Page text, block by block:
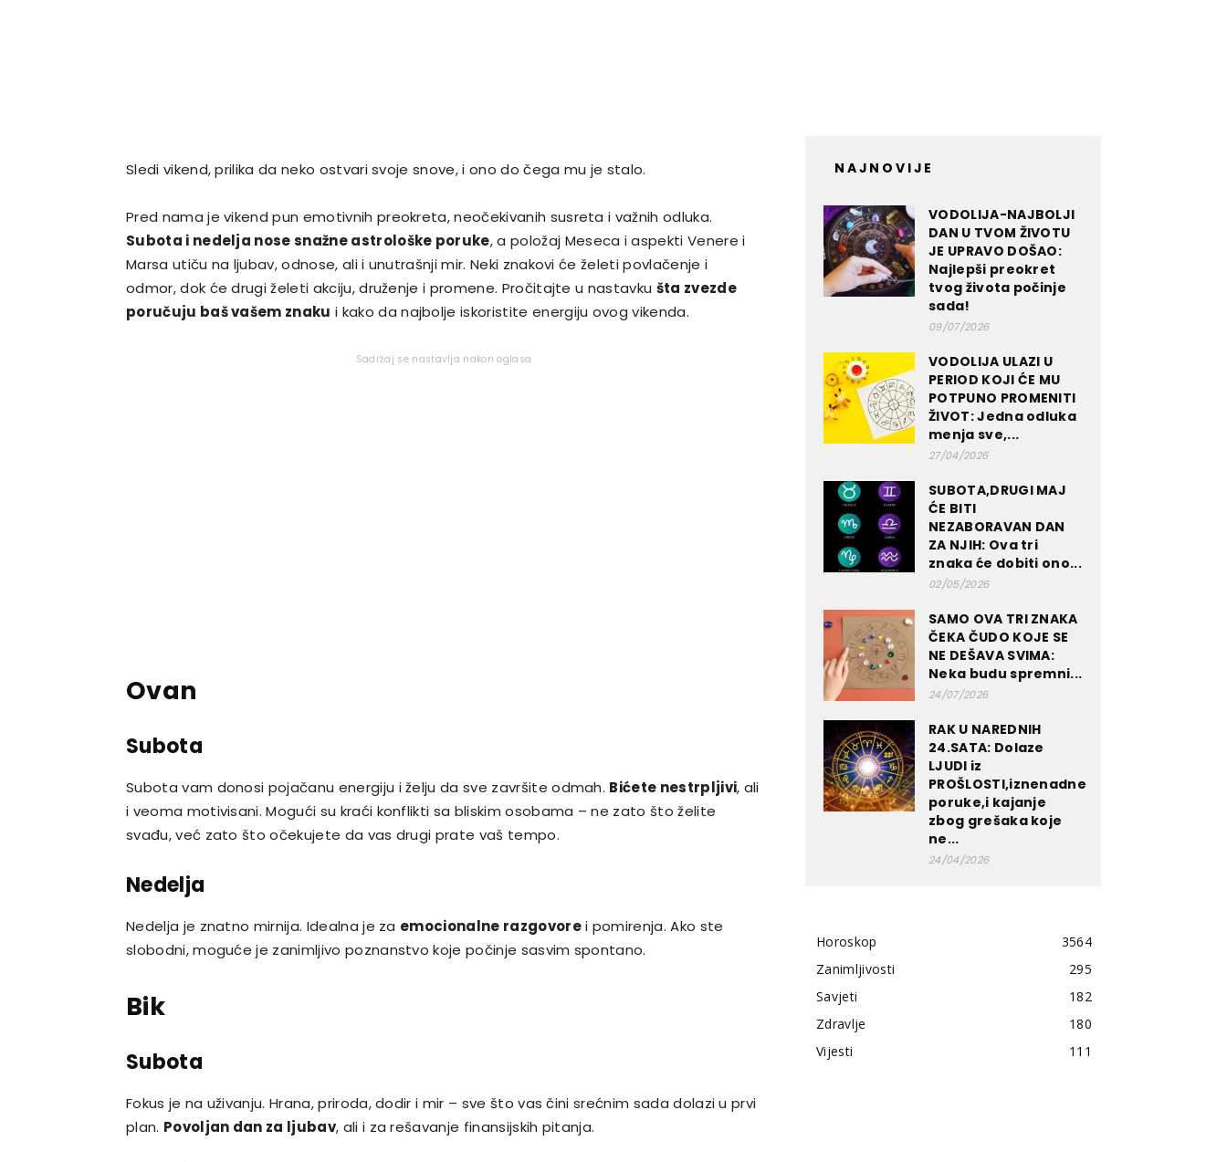
Sledi vikend, prilika da neko ostvari svoje snove, i ono do čega mu je stalo.
Pred nama je vikend pun emotivnih preokreta, neočekivanih susreta i važnih odluka.
Subota i nedelja nose snažne astrološke poruke, a položaj Meseca i aspekti Venere i
Marsa utiču na ljubav, odnose, ali i unutrašnji mir. Neki znakovi će želeti povlačenje i
odmor, dok će drugi želeti akciju, druženje i promene. Pročitajte u nastavku šta zvezde
poručuju baš vašem znaku i kako da najbolje iskoristite energiju ovog vikenda.
Sadržaj se nastavlja nakon oglasa
Ovan
Subota
Subota vam donosi pojačanu energiju i želju da sve završite odmah. Bićete nestrpljivi, ali
i veoma motivisani. Mogući su kraći konflikti sa bliskim osobama – ne zato što želite
svađu, već zato što očekujete da vas drugi prate vaš tempo.
Nedelja
Nedelja je znatno mirnija. Idealna je za emocionalne razgovorei pomirenja. Ako ste
slobodni, moguće je zanimljivo poznanstvo koje počinje sasvim spontano.
Bik
Subota
Fokus je na uživanju. Hrana, priroda, dodir i mir – sve što vas čini srećnim sada dolazi u prvi
plan. Povoljan dan za ljubav, ali i za rešavanje finansijskih pitanja.
NAJNOVIJE
VODOLIJA-NAJBOLJI
DAN U TVOM ŽIVOTU
JE UPRAVO DOŠAO:
Najlepši preokret
tvog života počinje
sada!
09/07/2026
VODOLIJA ULAZI U
PERIOD KOJI ĆE MU
POTPUNO PROMENITI
ŽIVOT: Jedna odluka
menja sve,...
27/04/2026
SUBOTA,DRUGI MAJ
ĆE BITI
NEZABORAVAN DAN
ZA NJIH: Ova tri
znaka će dobiti ono...
02/05/2026
SAMO OVA TRI ZNAKA
ČEKA ČUDO KOJE SE
NE DEŠAVA SVIMA:
Neka budu spremni...
24/07/2026
RAK U NAREDNIH
24.SATA: Dolaze
LJUDI iz
PROŠLOSTI,iznenadne
poruke,i kajanje
zbog grešaka koje
ne...
24/04/2026
Horoskop
3564
Zanimljivosti
295
Savjeti
182
Zdravlje
180
Vijesti
111